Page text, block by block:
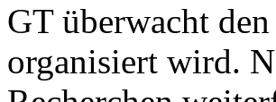
GT überwacht
organisiert wird.